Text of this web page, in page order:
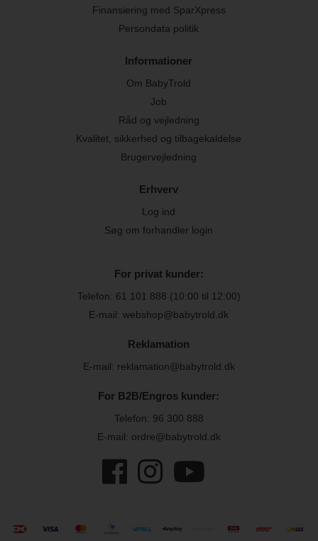
Finansiering med SparXpress
Persondata politik
Informationer
Om BabyTrold
Job
Råd og vejledning
Kvalitet, sikkerhed og tilbagekaldelse
Brugervejledning
Erhverv
Log ind
Søg om forhandler login
For privat kunder:
Telefon: 61 101 888 (10:00 til 12:00)
E-mail: webshop@babytrold.dk
Reklamation
E-mail: reklamation@babytrold.dk
For B2B/Engros kunder:
Telefon: 96 300 888
E-mail: ordre@babytrold.dk